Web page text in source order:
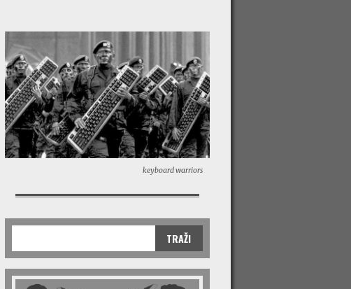
keyboard warriors